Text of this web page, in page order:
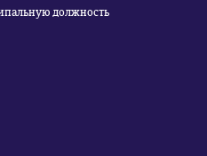
должность